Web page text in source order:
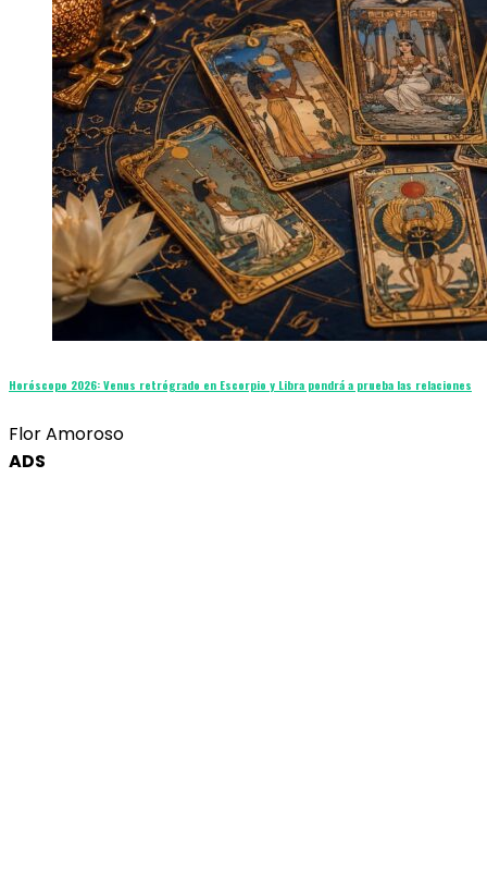
Horóscopo 2026: Venus retrógrado en Escorpio y Libra pondrá a prueba las relaciones
Flor Amoroso
ADS